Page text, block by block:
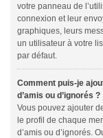
votre panneau de
connexion et leur
graphiques, leurs
un utilisateur à votre
par défaut.
Comment puis-je
d’amis ou d’ignorés ?
Vous pouvez ajouter
le profil de chaque
d’amis ou d’ignorés.